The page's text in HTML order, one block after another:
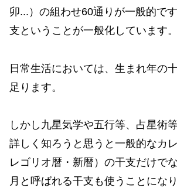
卯...）の組わせ60通りが一般的で
支ということが一般化しています。
日常生活においては、生まれ年の
足ります。
しかし九星気学や五行等、占星術
詳しく知ろうと思うと一般的なカ
レゴリオ暦・新暦）の干支だけで
月と呼ばれる干支も使うことになり